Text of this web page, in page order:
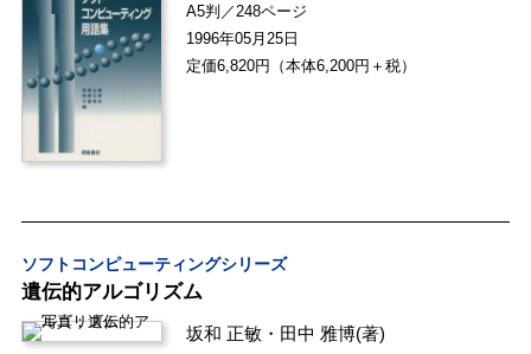
A5判／248ページ
1996年05月25日
定価6,820円（本体6,200円＋税）
ソフトコンピューティングシリーズ
遺伝的アルゴリズム
坂和 正敏 ・ 田中 雅博(著)